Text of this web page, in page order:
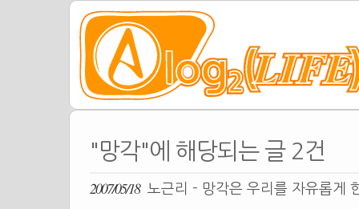
"망각"에 해당되는 글 2건
2007/05/18 노근리 - 망각은 우리를 자유롭게